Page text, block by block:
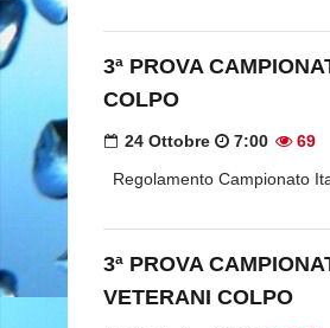
3ª PROVA
COLPO
24 Ottobre 7:00
69
Regolamento Campionato
3ª PROVA
VETERANI COLPO